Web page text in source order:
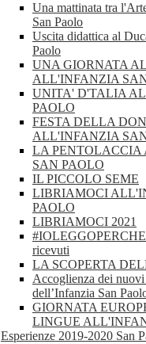
Una mattinata tra
San Paolo
Uscita didattica al
Paolo
UNA GIORNATA
ALL'INFANZIA
UNITA' D'TALIA
PAOLO
FESTA DELLA
ALL'INFANZIA
LA
SAN PAOLO
IL PICCOLO SEME
LIBRIAMOCI
PAOLO
LIBRIAMOCI 2021
ricevuti
LA SCOPERTA
Accoglienza dei
dell’Infanzia San
GIORNATA
LINGUE
Esperienze 2019-2020 San